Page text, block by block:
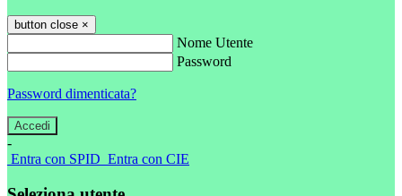
button close ×
Nome Utente
Password
Password dimenticata?
-
Entra con SPID Entra con CIE